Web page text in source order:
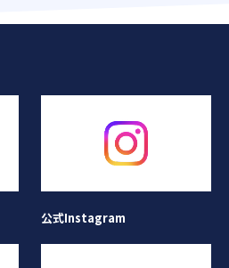
公式Instagram